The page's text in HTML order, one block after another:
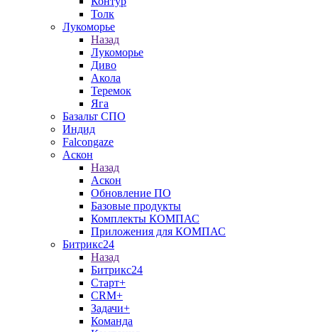
Толк
Лукоморье
Назад
Лукоморье
Диво
Акола
Теремок
Яга
Базальт СПО
Индид
Falcongaze
Аскон
Назад
Аскон
Обновление ПО
Базовые продукты
Комплекты КОМПАС
Приложения для КОМПАС
Битрикс24
Назад
Битрикс24
Старт+
CRM+
Задачи+
Команда